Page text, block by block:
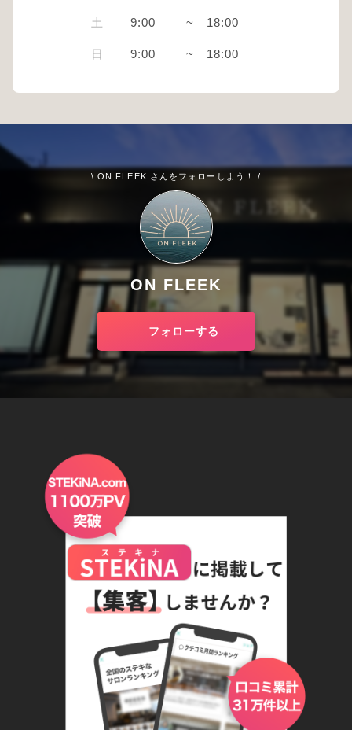
土 9:00 ~ 18:00
日 9:00 ~ 18:00
\ ON FLEEK さんをフォローしよう！ /
ON FLEEK
フォローする